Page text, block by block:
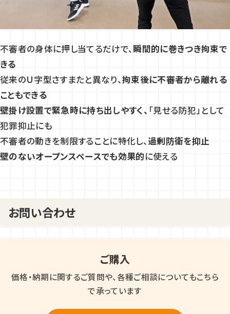
不審者の身体に押し当てるだけで、 瞬間的に巻きつき拘束で
きる
従来のＵ字型さすまたと異なり、拘束後に不審者から離れる
こともできる
壁掛け設置で緊急時に持ち出しやすく、 「見せる防犯」として
犯罪抑止にも
不審者の動きを制限することに特化し、 過剰防衛を抑止
壁のないオープンスペースでも効果的に使える
お問い合わせ
ご購入
価格・納期に関するご質問や、各種ご相談についてもこちら
で承っています